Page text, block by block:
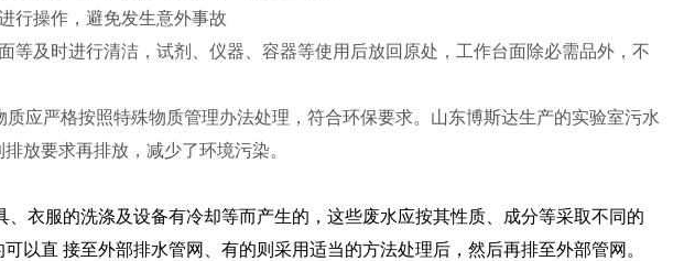
行操作，避免发生意外事故
等及时进行清洁，试剂、仪器、容器等使用后放回原处，工作台面除必需品外，不
应严格按照特殊物质管理办法处理，符合环保要求。山东博斯达生产的实验室污水
放要求再排放，减少了环境污染。
衣服的洗涤及设备有冷却等而产生的，这些废水应按其性质、成分等采取不同的
以直 接至外部排水管网、有的则采用适当的方法处理后，然后再排至外部管网。